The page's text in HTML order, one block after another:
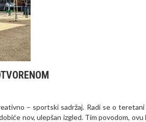
– sportski sadržaj. Radi se o
nov, ulepšan izgled. Tim povodom, ovu